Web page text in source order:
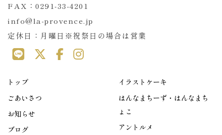
FAX：0291-33-4201
info@la-provence.jp
定休日：月曜日※祝祭日の場合は営業
トップ
ごあいさつ
お知らせ
ブログ
イラストケーキ
はんなまちーず・はんなまち
ょこ
アントルメ